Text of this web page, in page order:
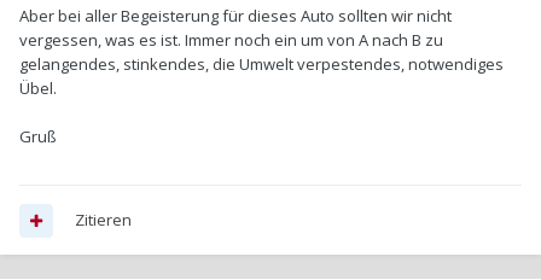
Aber bei aller Begeisterung für dieses Auto sollten wir nicht
vergessen, was es ist. Immer noch ein um von A nach B zu
gelangendes, stinkendes, die Umwelt verpestendes, notwendiges
Übel.
Gruß
Zitieren